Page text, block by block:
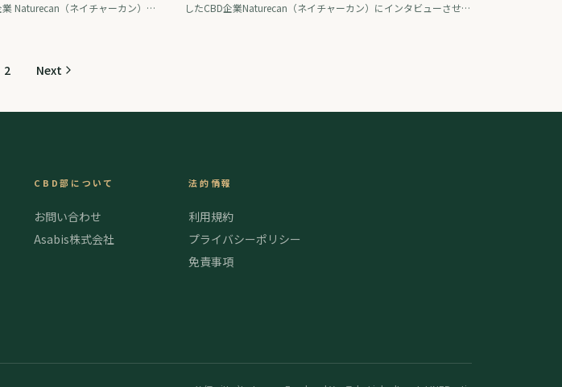
Naturecan（ネイチャーカン）の
したCBD企業Naturecan（ネイチャーカン）にインタビューさせて
2 Next
CBD部について
お問い合わせ
Asabis株式会社
法的情報
利用規約
プライバシーポリシー
免責事項